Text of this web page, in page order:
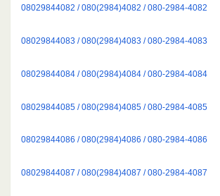
08029844082 / 080(2984)4082 / 080-2984-4082
08029844083 / 080(2984)4083 / 080-2984-4083
08029844084 / 080(2984)4084 / 080-2984-4084
08029844085 / 080(2984)4085 / 080-2984-4085
08029844086 / 080(2984)4086 / 080-2984-4086
08029844087 / 080(2984)4087 / 080-2984-4087